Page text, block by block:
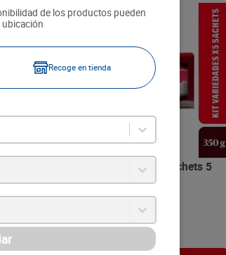
Café Juan Valdez Sachets 5
unds x 70 g c/u
de los productos pueden
Recoge en tienda